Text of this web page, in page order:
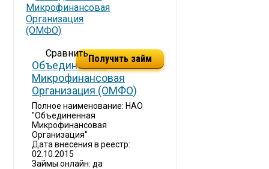
Объединенная
Микрофинансовая
Организация (ОМФО)
Полное наименование: НАО
"Объединенная
Микрофинансовая
Организация"
Дата внесения в реестр:
02.10.2015
Займы онлайн: да
Получить займ